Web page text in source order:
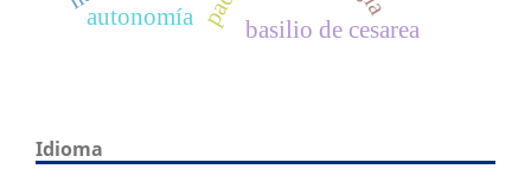
basilio de cesarea
autonomía
Idioma